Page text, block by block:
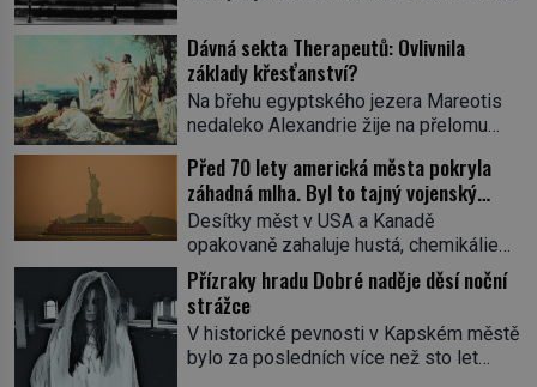
oltáře je duch mnicha ze 16. století s
bílým závojem přes obličej, který
pravděpodobně zakrývá lepru nebo jiné
znetvoření. Jiní jsou skeptičtí a považují
vše za podvod. Jak vlastně vznikla
jedna z nejslavnějších duchařských
fotek? Moderní vyšetřovatelé
paranormálních […]
Dávná sekta Therapeutů: Ovlivnila
základy křesťanství?
Na břehu egyptského jezera Mareotis
nedaleko Alexandrie žije na přelomu
žen. Každý obývá vlastní celu, kde se
věnuje modlitbě, meditaci a studiu textů,
a někdy dlouhé dny nic nepozře. Pro
skupinu se ujme název Therapeuté, a
přestože zřejmě hluboce ovlivní
křesťanství, vůbec nic o nich nevíme…
Jediným svědkem existence […]
Před 70 lety americká města pokryla
záhadná mlha. Byl to tajný vojenský
experiment!
Desítky měst v USA a Kanadě
opakovaně zahaluje hustá, chemikáliemi
páchnoucí mlha…Na kůži tomu, kde se
do ní vydá, ulpívá zvláštní substance
neznámého původu, stejná látka
pokrývá také silnice, auta či střechy
domů a lidé hlásí různé zdravotní potíže
Přízraky hradu Dobré naděje děsí noční
strážce
V historické pevnosti v Kapském městě
bylo za posledních více než sto let